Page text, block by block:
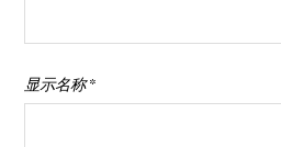
显示名称*